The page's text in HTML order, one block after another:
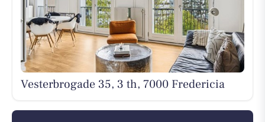
Vesterbrogade 35, 3 th, 7000 Fredericia